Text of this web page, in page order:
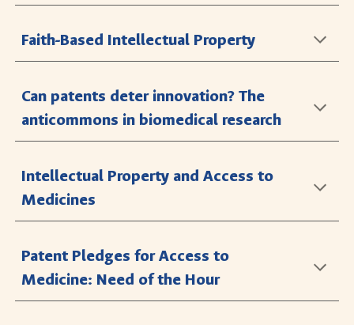
Faith-Based Intellectual Property
Can patents deter innovation? The
anticommons in biomedical research
Intellectual Property and Access to
Medicines
Patent Pledges for Access to
Medicine: Need of the Hour